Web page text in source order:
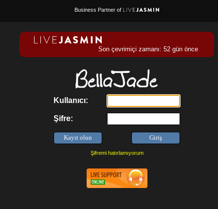
Business Partner of
Son çevrimiçi zamanı: 52 gün önce
Kullanıcı:
Şifre:
Şifremi hatırlamıyorum